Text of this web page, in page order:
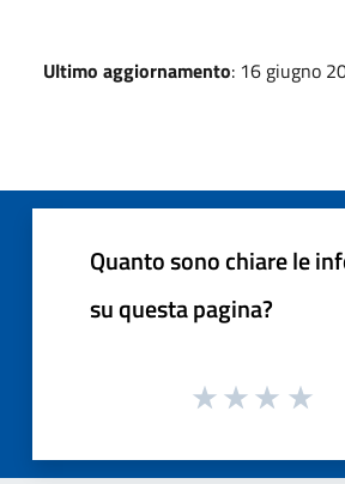
Ultimo aggiornamento: 16 giugno
Quanto sono chiare le
su questa pagina?